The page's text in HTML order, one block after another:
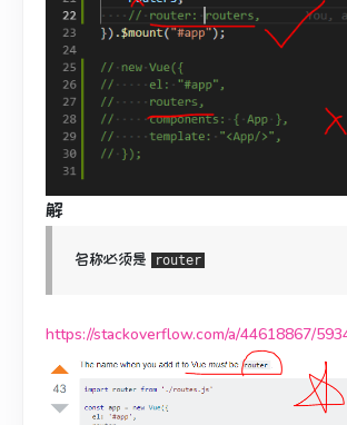
解
名称必须是 router
https://stackoverflow.com/a/44618867/